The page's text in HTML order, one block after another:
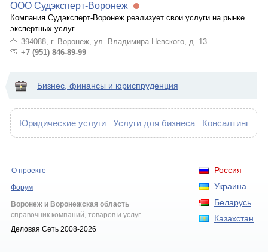
ООО Судэксперт-Воронеж
Компания Судэксперт-Воронеж реализует свои услуги на рынке
экспертных услуг.
394088, г. Воронеж, ул. Владимира Невского, д. 13
+7 (951) 846-89-99
Бизнес, финансы и юриспруденция
Юридические услуги Услуги для бизнеса Консалтинг
Россия
Украина
Беларусь
Казахстан
О проекте
Форум
Воронеж и Воронежская область
справочник компаний, товаров и услуг
Деловая Сеть 2008-2026